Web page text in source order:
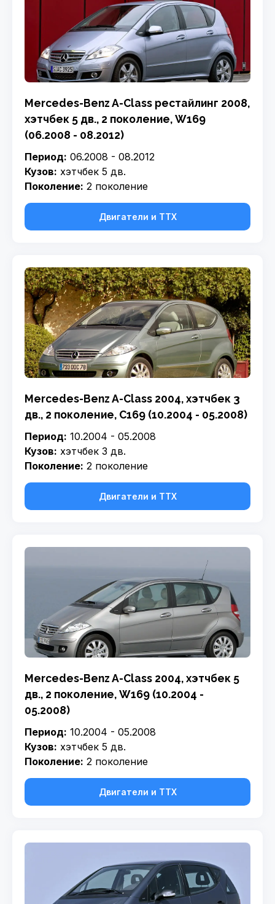
Mercedes-Benz A-Class рестайлинг 2008,
хэтчбек 5 дв., 2 поколение, W169
(06.2008 - 08.2012)
Период: 06.2008 - 08.2012
Кузов: хэтчбек 5 дв.
Поколение: 2 поколение
Двигатели и ТТХ
Mercedes-Benz A-Class 2004, хэтчбек 3
дв., 2 поколение, C169 (10.2004 - 05.2008)
Период: 10.2004 - 05.2008
Кузов: хэтчбек 3 дв.
Поколение: 2 поколение
Двигатели и ТТХ
Mercedes-Benz A-Class 2004, хэтчбек 5
дв., 2 поколение, W169 (10.2004 -
05.2008)
Период: 10.2004 - 05.2008
Кузов: хэтчбек 5 дв.
Поколение: 2 поколение
Двигатели и ТТХ